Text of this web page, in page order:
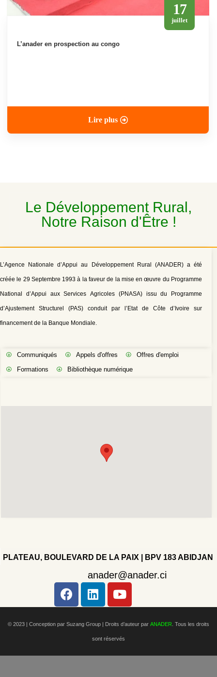
17
juillet
l’anader en prospection au congo
Lire plus
Le Développement Rural,
Notre Raison d'Être !
L’Agence Nationale d’Appui au Développement Rural (ANADER) a été
créée le 29 Septembre 1993 à la faveur de la mise en œuvre du Programme
National d’Appui aux Services Agricoles (PNASA) issu du Programme
d’Ajustement Structurel (PAS) conduit par l’Etat de Côte d’Ivoire sur
financement de la Banque Mondiale.
Communiqués Appels d'offres
Offres d'emploi
Formations
Bibliothèque numérique
PLATEAU, BOULEVARD DE LA PAIX | BPV 183 ABIDJAN
anader@anader.ci
© 2023 | Conception par Suzang Group | Droits d’auteur par ANADER . Tous les droits
sont réservés
Copyright 2022 - Company - All rights reserved. Powered
by WordPress.